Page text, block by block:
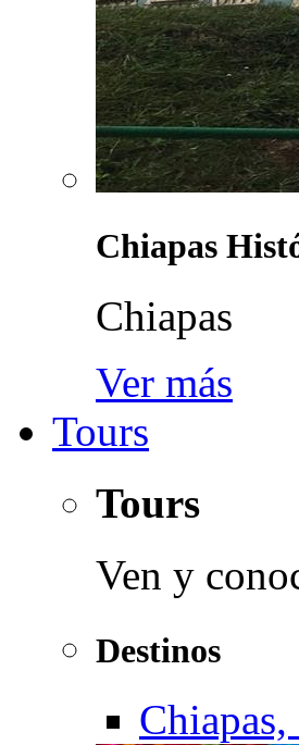
Chiapas
Chiapas
Ver más
Tours
Tours
Ven y
Destinos